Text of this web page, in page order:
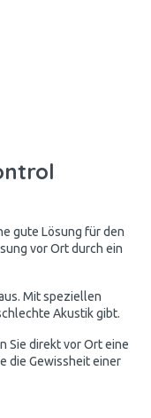
gute Lösung für den
vor Ort durch ein
Mit speziellen
Akustik gibt.
Sie direkt vor Ort eine
die Gewissheit einer